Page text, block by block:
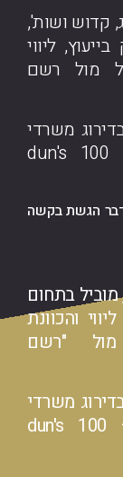
קדוש ושות',
ליווי
מול רשם
משרדי
עורכי הדין המובילים בישראל – dun's 100
הגשת בקשה
מוביל בתחום
והכוונת
"רשם
משרדי
עורכי הדין המובילים בישראל – dun's 100